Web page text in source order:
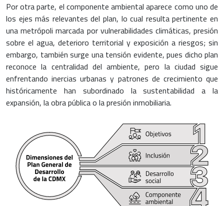
Por otra parte, el componente ambiental aparece como uno de
los ejes más relevantes del plan, lo cual resulta pertinente en
una metrópoli marcada por vulnerabilidades climáticas, presión
sobre el agua, deterioro territorial y exposición a riesgos; sin
embargo, también surge una tensión evidente, pues dicho plan
reconoce la centralidad del ambiente, pero la ciudad sigue
enfrentando inercias urbanas y patrones de crecimiento que
históricamente han subordinado la sustentabilidad a la
expansión, la obra pública o la presión inmobiliaria.